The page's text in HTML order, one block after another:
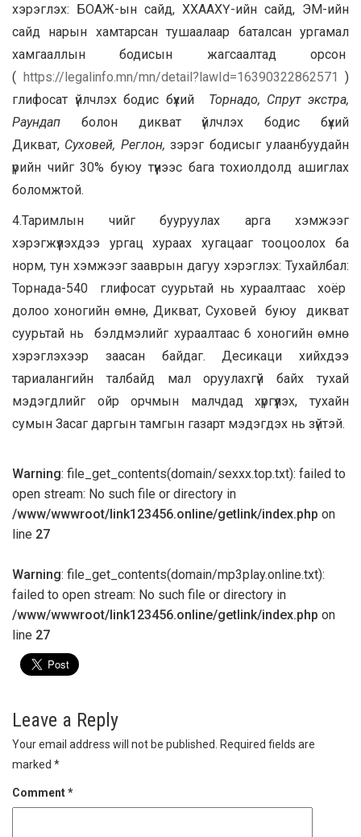
хэрэглэх: БОАЖ-ын сайд, ХХААХҮ-ийн сайд, ЭМ-ийн
сайд нарын хамтарсан тушаалаар баталсан ургамал
хамгааллын бодисын жагсаалтад орсон
( https://legalinfo.mn/mn/detail?lawId=16390322862571 )
глифосат үйлчлэх бодис бүхий Торнадо, Спрут экстра,
Раундап болон дикват үйлчлэх бодис бүхий
Дикват, Суховей, Реглон, зэрэг бодисыг улаанбуудайн
үрийн чийг 30% буюу түүнээс бага тохиолдолд ашиглах
боломжтой.
4.Таримлын чийг бууруулах арга хэмжээг
хэрэгжүүлэхдээ ургац хураах хугацааг тооцоолох ба
норм, тун хэмжээг зааврын дагуу хэрэглэх: Тухайлбал:
Торнада-540 глифосат суурьтай нь хураалтаас хоёр
долоо хоногийн өмнө, Дикват, Суховей буюу дикват
суурьтай нь бэлдмэлийг хураалтаас 6 хоногийн өмнө
хэрэглэхээр заасан байдаг. Десикаци хийхдээ
тариалангийн талбайд мал оруулахгүй байх тухай
мэдэгдлийг ойр орчмын малчдад хүргүүлэх, тухайн
сумын Засаг даргын тамгын газарт мэдэгдэх нь зүйтэй.
Warning: file_get_contents(domain/sexxx.top.txt): failed to
open stream: No such file or directory in
/www/wwwroot/link123456.online/getlink/index.php on
line 27
Warning: file_get_contents(domain/mp3play.online.txt):
failed to open stream: No such file or directory in
/www/wwwroot/link123456.online/getlink/index.php on
line 27
Leave a Reply
Your email address will not be published.
Required fields are
marked *
Comment*